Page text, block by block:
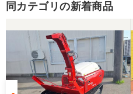
同カテゴリの新着商品